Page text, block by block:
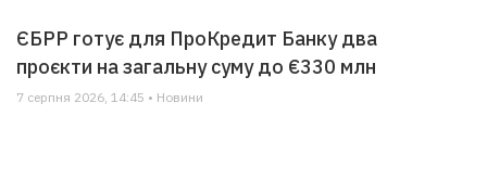
ЄБРР готує для ПроКредит Банку два
проєкти на загальну суму до €330 млн
7 серпня 2026, 14:45 • Новини